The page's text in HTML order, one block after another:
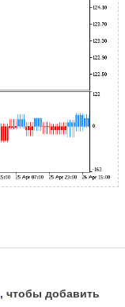
, чтобы добавить